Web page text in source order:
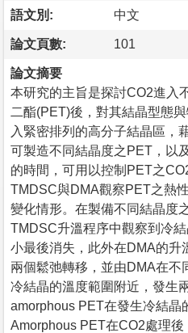
語文別: 中文
論文頁數: 101
論文摘要
本研究的主旨是探討CO2進入
二酯(PET)後，對其結晶型態
入緊密排列的高分子結晶區，
可製造不同結晶度之PET，以
的時間，可用以控制PET之
TMDSC與DMA觀察PET之熱
變化情形。在製備不同結晶度
TMDSC升溫程序中觀察到冷
小最後消失，此外在DMA的升
兩個鬆弛轉移，並由DMA在不
冷結晶的溫度範圍附近，發生
amorphous PET在發生冷結晶
Amorphous PET在CO2處理